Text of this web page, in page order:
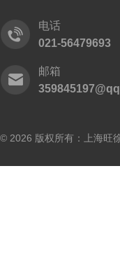
电话
021-56479693
邮箱
© 2026 版权所有：上海旺